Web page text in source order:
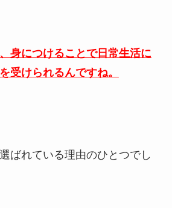
身につけることで日常生活に
受けられるんですね。
ばれている理由のひとつでし